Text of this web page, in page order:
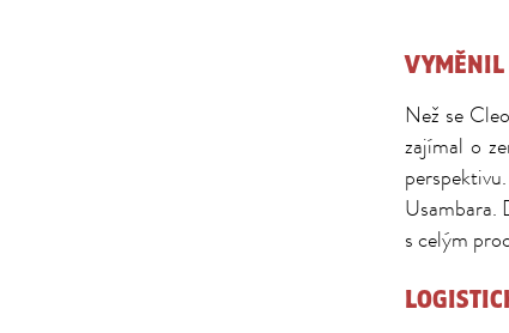
VYMĚNIL
Než se
zajímal o
Usambara.
s celým